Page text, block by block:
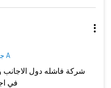
جالاكسى A
شركة فاشله دول الاجانب
في